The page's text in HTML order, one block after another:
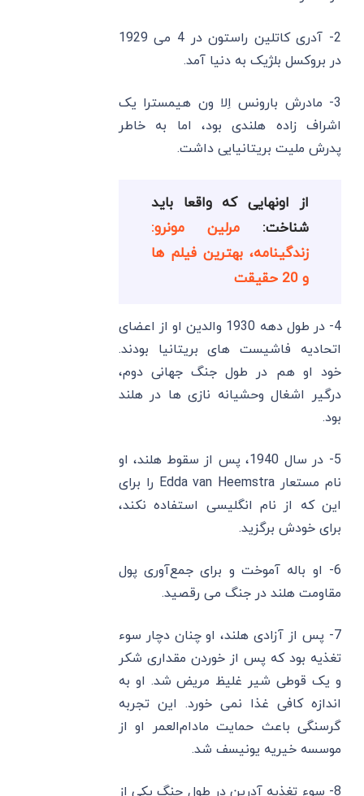
2- آدری کاتلین راستون در 4 می 1929
در بروکسل بلژیک به دنیا آمد.
3- مادرش بارونس اِلا ون هیمسترا یک
اشراف ‌زاده هلندی بود، اما به خاطر
پدرش ملیت بریتانیایی داشت.
از اونهایی که واقعا باید
شناخت:مرلین مونرو:
زندگینامه، بهترین فیلم ها
و 20 حقیقت
4- در طول دهه 1930 والدین او از اعضای
اتحادیه فاشیست ‌های بریتانیا بودند.
خود او هم در طول جنگ جهانی دوم،
درگیر اشغال وحشیانه نازی ‌ها در هلند
بود.
5- در سال 1940، پس از سقوط هلند، او
نام مستعار Edda van Heemstra را برای
این که از نام انگلیسی استفاده نکند،
برای خودش برگزید.
6- او باله آموخت و برای جمع‌آوری پول
مقاومت هلند در جنگ می‌ رقصید.
7- پس از آزادی هلند، او چنان دچار سوء
تغذیه بود که پس از خوردن مقداری شکر
و یک قوطی شیر غلیظ مریض شد. او به
اندازه کافی غذا نمی ‌خورد. این تجربه
گرسنگی باعث حمایت مادام‌العمر او از
موسسه خیریه یونیسف شد.
8- سوء تغذیه آدرین در طول جنگ یکی از